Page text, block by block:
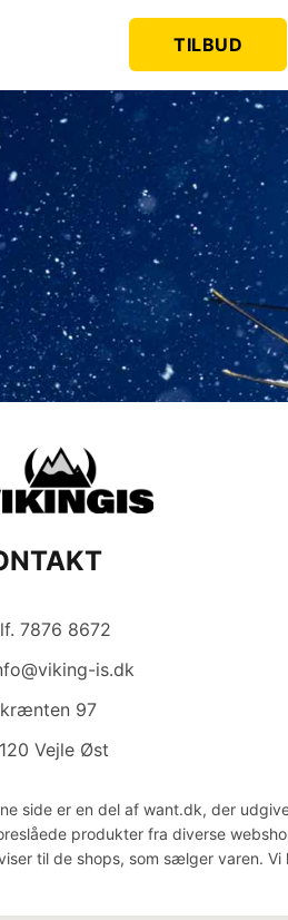
TILBUD
7876 8672
is.dk
97
Vejle Øst
side er en del af want.dk, der
produkter fra diverse
til de shops, som sælger varen. Vi